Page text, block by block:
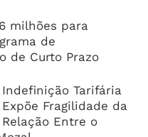
milhões para
de
de Curto Prazo
Indefinição Tarifária
Expõe Fragilidade da
Relação Entre o
Potencial
Para Atrair
De Sete
Esperança De
Hormuz